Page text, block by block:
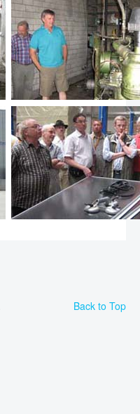
Back to Top